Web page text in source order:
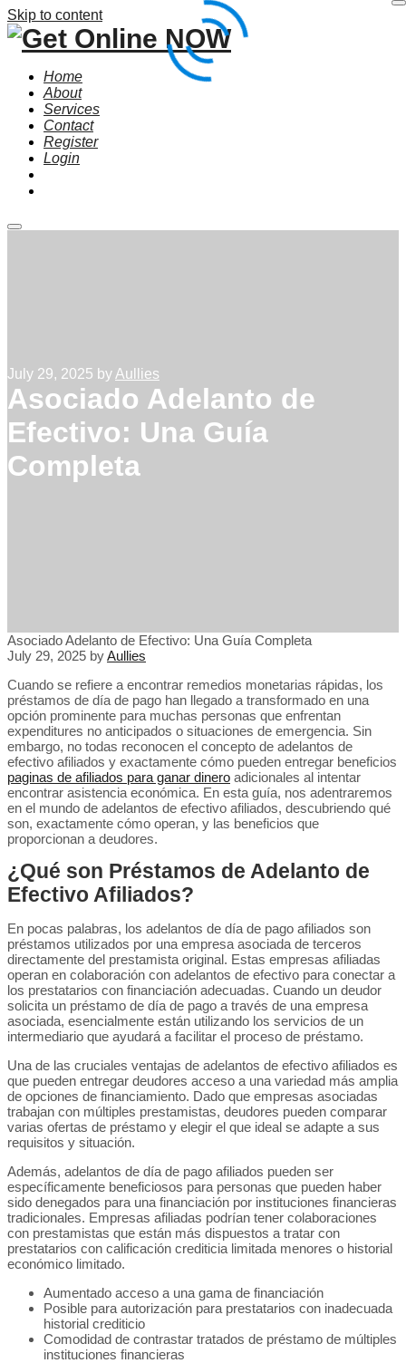
Skip to content
Home
About
Services
Contact
Register
Login
Main
July 29, 2025 by Aullies
Asociado Adelanto de
Efectivo: Una Guía
Completa
Asociado Adelanto de Efectivo: Una Guía Completa
July 29, 2025 byAullies
Cuando se refiere a encontrar remedios monetarias rápidas, los
préstamos de día de pago han llegado a transformado en una
opción prominente para muchas personas que enfrentan
expenditures no anticipados o situaciones de emergencia. Sin
embargo, no todas reconocen el concepto de adelantos de
efectivo afiliados y exactamente cómo pueden entregar beneficios
paginas de afiliados para ganar dinero adicionales al intentar
encontrar asistencia económica. En esta guía, nos adentraremos
en el mundo de adelantos de efectivo afiliados, descubriendo qué
son, exactamente cómo operan, y las beneficios que
proporcionan a deudores.
¿Qué son Préstamos de Adelanto de
Efectivo Afiliados?
En pocas palabras, los adelantos de día de pago afiliados son
préstamos utilizados por una empresa asociada de terceros
directamente del prestamista original. Estas empresas afiliadas
operan en colaboración con adelantos de efectivo para conectar a
los prestatarios con financiación adecuadas. Cuando un deudor
solicita un préstamo de día de pago a través de una empresa
asociada, esencialmente están utilizando los servicios de un
intermediario que ayudará a facilitar el proceso de préstamo.
Una de las cruciales ventajas de adelantos de efectivo afiliados es
que pueden entregar deudores acceso a una variedad más amplia
de opciones de financiamiento. Dado que empresas asociadas
trabajan con múltiples prestamistas, deudores pueden comparar
varias ofertas de préstamo y elegir el que ideal se adapte a sus
requisitos y situación.
Además, adelantos de día de pago afiliados pueden ser
específicamente beneficiosos para personas que pueden haber
sido denegados para una financiación por instituciones financieras
tradicionales. Empresas afiliadas podrían tener colaboraciones
con prestamistas que están más dispuestos a tratar con
prestatarios con calificación crediticia limitada menores o historial
económico limitado.
Aumentado acceso a una gama de financiación
Posible para autorización para prestatarios con inadecuada
historial crediticio
Comodidad de contrastar tratados de préstamo de múltiples
instituciones financieras